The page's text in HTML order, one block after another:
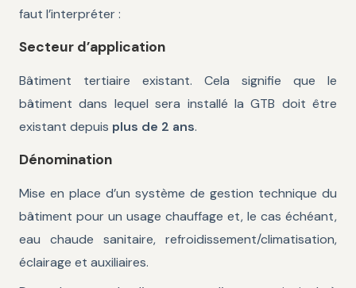
faut l’interpréter :
Secteur d’application
Bâtiment tertiaire existant. Cela signifie que le
bâtiment dans lequel sera installé la GTB doit être
existant depuis plus de 2 ans.
Dénomination
Mise en place d’un système de gestion technique du
bâtiment pour un usage chauffage et, le cas échéant,
eau chaude sanitaire, refroidissement/climatisation,
éclairage et auxiliaires.